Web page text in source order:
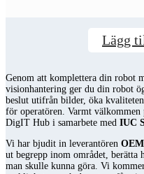
Lägg
Genom att komplettera din robot
visionhantering ger du din robot
beslut utifrån bilder, öka
för operatören. Varmt välkommen
DigIT Hub i samarbete med IUC
Vi har bjudit in leverantören
ut begrepp inom området, berätta
man skulle kunna göra. Vi